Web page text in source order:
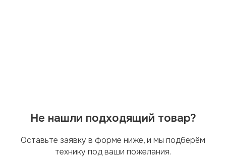
Не нашли подходящий товар?
Оставьте заявку в форме ниже, и мы подберём
технику под ваши пожелания.